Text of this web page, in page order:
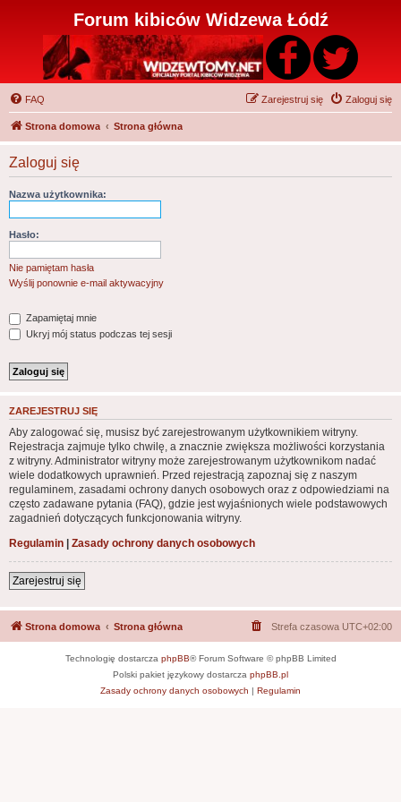
Forum kibiców Widzewa Łódź
FAQ Zaloguj się
Zarejestruj się
Strona domowa Strona główna
Zaloguj się
Nazwa użytkownika:
Hasło:
Nie pamiętam hasła
Wyślij ponownie e-mail aktywacyjny
Zapamiętaj mnie
Ukryj mój status podczas tej sesji
ZAREJESTRUJ SIĘ
Aby zalogować się, musisz być zarejestrowanym użytkownikiem witryny.
Rejestracja zajmuje tylko chwilę, a znacznie zwiększa możliwości korzystania
z witryny. Administrator witryny może zarejestrowanym użytkownikom nadać
wiele dodatkowych uprawnień. Przed rejestracją zapoznaj się z naszym
regulaminem, zasadami ochrony danych osobowych oraz z odpowiedziami na
często zadawane pytania (FAQ), gdzie jest wyjaśnionych wiele podstawowych
zagadnień dotyczących funkcjonowania witryny.
Regulamin | Zasady ochrony danych osobowych
Zarejestruj się
Strona domowa Strona główna Strefa czasowa UTC+02:00
Technologię dostarcza phpBB® Forum Software © phpBB Limited
Polski pakiet językowy dostarcza phpBB.pl
Zasady ochrony danych osobowych | Regulamin